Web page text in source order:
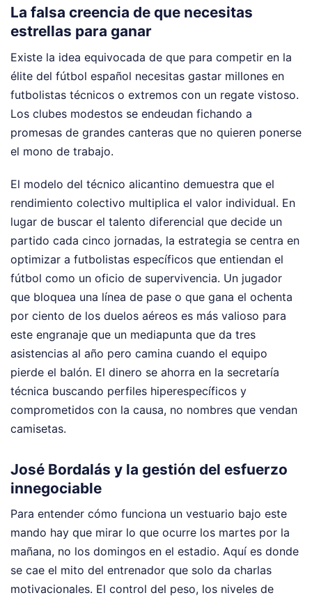
La falsa creencia de que necesitas
estrellas para ganar
Existe la idea equivocada de que para competir en la
élite del fútbol español necesitas gastar millones en
futbolistas técnicos o extremos con un regate vistoso.
Los clubes modestos se endeudan fichando a
promesas de grandes canteras que no quieren ponerse
el mono de trabajo.
El modelo del técnico alicantino demuestra que el
rendimiento colectivo multiplica el valor individual. En
lugar de buscar el talento diferencial que decide un
partido cada cinco jornadas, la estrategia se centra en
optimizar a futbolistas específicos que entiendan el
fútbol como un oficio de supervivencia. Un jugador
que bloquea una línea de pase o que gana el ochenta
por ciento de los duelos aéreos es más valioso para
este engranaje que un mediapunta que da tres
asistencias al año pero camina cuando el equipo
pierde el balón. El dinero se ahorra en la secretaría
técnica buscando perfiles hiperespecíficos y
comprometidos con la causa, no nombres que vendan
camisetas.
José Bordalás y la gestión del esfuerzo
innegociable
Para entender cómo funciona un vestuario bajo este
mando hay que mirar lo que ocurre los martes por la
mañana, no los domingos en el estadio. Aquí es donde
se cae el mito del entrenador que solo da charlas
motivacionales. El control del peso, los niveles de